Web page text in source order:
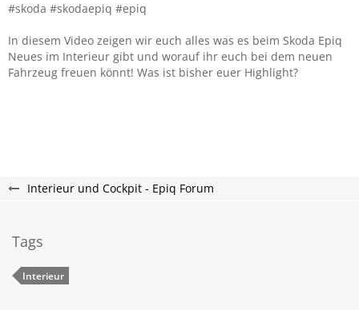
#skoda #skodaepiq #epiq
In diesem Video zeigen wir euch alles was es beim Skoda Epiq
Neues im Interieur gibt und worauf ihr euch bei dem neuen
Fahrzeug freuen könnt! Was ist bisher euer Highlight?
Interieur und Cockpit - Epiq Forum
Tags
Interieur